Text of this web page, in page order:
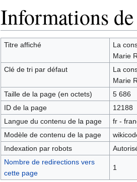
la
navigation
la
recherche
Informations de
Titre affiché
La
Marie
Clé de tri par défaut
La
Marie
Taille de la page (en octets)
5 686
ID de la page
12188
Langue du contenu de la page
fr -
Modèle de contenu de la page
Indexation par robots
Nombre de redirections vers
cette page
1